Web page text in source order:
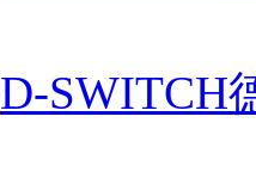
D-SWITCH